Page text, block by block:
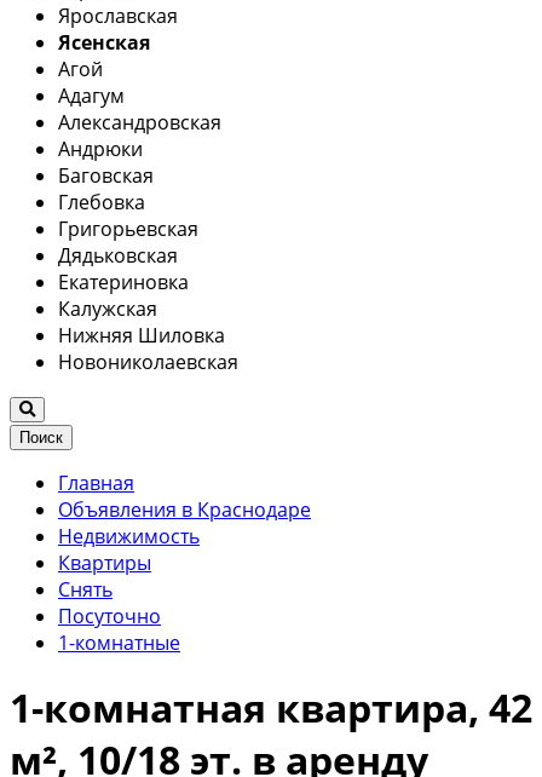
Ярославская
Ясенская
Агой
Адагум
Александровская
Андрюки
Баговская
Глебовка
Григорьевская
Дядьковская
Екатериновка
Калужская
Нижняя Шиловка
Новониколаевская
Поиск
Главная
Объявления в Краснодаре
Недвижимость
Квартиры
Снять
Посуточно
1-комнатные
1-комнатная квартира, 42
м², 10/18 эт. в аренду